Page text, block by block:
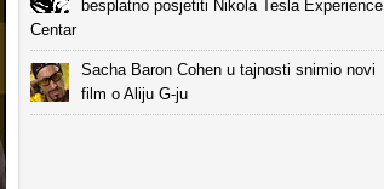
besplatno posjetiti Nikola Tesla Experience
Centar
Sacha Baron Cohen u tajnosti snimio novi
film o Aliju G-ju